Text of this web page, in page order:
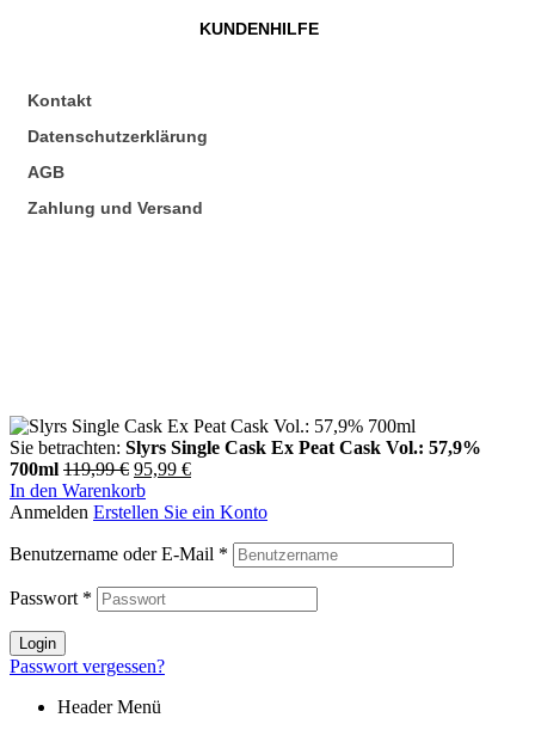
KUNDENHILFE
Kontakt
Datenschutzerklärung
AGB
Zahlung und Versand
Sie betrachten: Slyrs Single Cask Ex Peat Cask Vol.: 57,9%
700ml 119,99€ 95,99 €
In den Warenkorb
Anmelden Erstellen Sie ein Konto
Benutzername oder E-Mail *
Passwort *
Login
Passwort vergessen?
Header Menü